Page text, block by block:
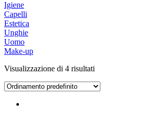
Igiene
Capelli
Estetica
Unghie
Uomo
Make-up
Visualizzazione di 4 risultati